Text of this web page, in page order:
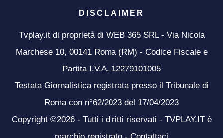
DISCLAIMER
Tvplay.it di proprietà di WEB 365 SRL - Via Nicola
Marchese 10, 00141 Roma (RM) - Codice Fiscale e
Partita I.V.A. 12279101005
Testata Giornalistica registrata presso il Tribunale di
Roma con n°62/2023 del 17/04/2023
Copyright ©2026 - Tutti i diritti riservati - TVPLAY.IT è
marchio registrato - Contattaci